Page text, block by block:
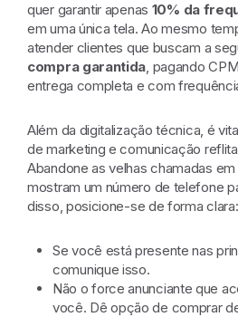
quer garantir apenas 10% da
em uma única tela. Ao mesmo
atender clientes que buscam a
compra garantida, pagando
entrega completa e com
Além da digitalização técnica, é
de marketing e comunicação
Abandone as velhas chamadas
mostram um número de telefone
disso, posicione-se de forma clara:
Se você está presente nas
comunique isso.
Não o force anunciante que
você. Dê opção de comprar